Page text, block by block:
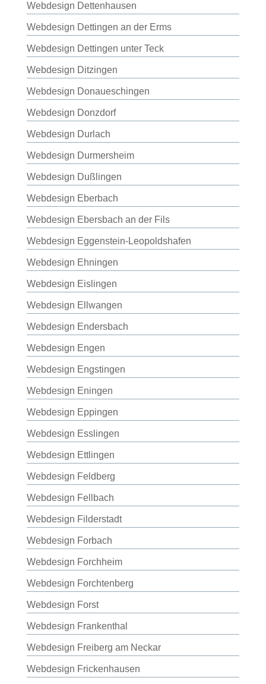
Webdesign Dettenhausen
Webdesign Dettingen an der Erms
Webdesign Dettingen unter Teck
Webdesign Ditzingen
Webdesign Donaueschingen
Webdesign Donzdorf
Webdesign Durlach
Webdesign Durmersheim
Webdesign Dußlingen
Webdesign Eberbach
Webdesign Ebersbach an der Fils
Webdesign Eggenstein-Leopoldshafen
Webdesign Ehningen
Webdesign Eislingen
Webdesign Ellwangen
Webdesign Endersbach
Webdesign Engen
Webdesign Engstingen
Webdesign Eningen
Webdesign Eppingen
Webdesign Esslingen
Webdesign Ettlingen
Webdesign Feldberg
Webdesign Fellbach
Webdesign Filderstadt
Webdesign Forbach
Webdesign Forchheim
Webdesign Forchtenberg
Webdesign Forst
Webdesign Frankenthal
Webdesign Freiberg am Neckar
Webdesign Frickenhausen